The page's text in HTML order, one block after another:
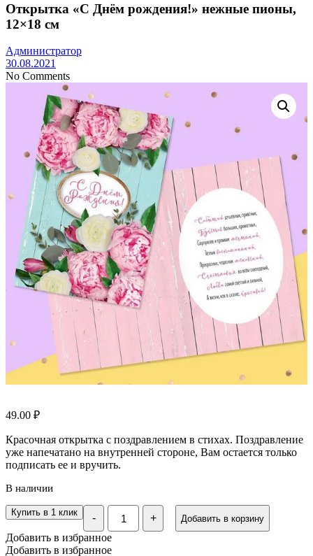
Открытка «С Днём рождения!» нежные пионы,
12×18 см
Администратор
30.08.2021
No Comments
49.00 ₽
Красочная открытка с поздравлением в стихах. Поздравление
уже напечатано на внутренней стороне, Вам остается только
подписать ее и вручить.
В наличии
-
Количество
Открытка
«С
Днём
+ Добавить в корзину
Купить в 1 клик
Добавить в избранное
Добавить в избранное